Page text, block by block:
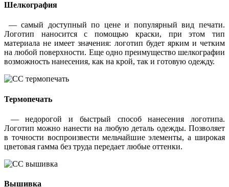
Шелкография
— самый доступный по цене и популярный вид печати.
Логотип наносится с помощью краски, при этом тип
материала не имеет значения: логотип будет ярким и четким
на любой поверхности. Еще одно преимущество шелкографии
возможность нанесения, как на крой, так и готовую одежду.
Термопечать
— недорогой и быстрый способ нанесения логотипа.
Логотип можно нанести на любую деталь одежды. Позволяет
в точности воспроизвести мельчайшие элементы, а широкая
цветовая гамма без труда передает любые оттенки.
Вышивка